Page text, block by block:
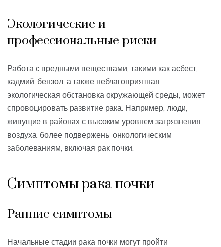
Экологические и
профессиональные риски
Работа с вредными веществами, такими как асбест,
кадмий, бензол, а также неблагоприятная
экологическая обстановка окружающей среды, может
спровоцировать развитие рака. Например, люди,
живущие в районах с высоким уровнем загрязнения
воздуха, более подвержены онкологическим
заболеваниям, включая рак почки.
Симптомы рака почки
Ранние симптомы
Начальные стадии рака почки могут пройти